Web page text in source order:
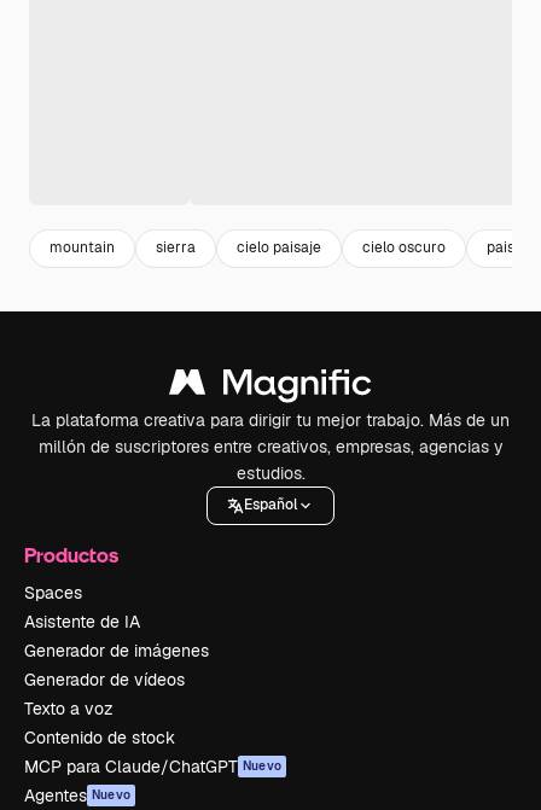
mountain sierra cielo paisaje cielo oscuro paisaje
La plataforma creativa para dirigir tu mejor trabajo. Más de un
millón de suscriptores entre creativos, empresas, agencias y
estudios.
Español
Productos
Spaces
Asistente de IA
Generador de imágenes
Generador de vídeos
Texto a voz
Contenido de stock
MCP para Claude/ChatGPT Nuevo
Agentes Nuevo